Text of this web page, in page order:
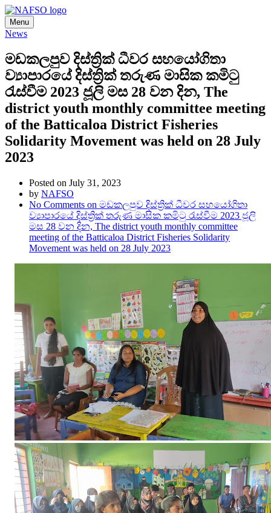
Menu
News
මඩකලපුව දිස්ත්‍රික් ධීවර සහයෝගිතා
ව්‍යාපාරයේ දිස්ත්‍රික් තරුණ මාසික කමිටු
රැස්වීම 2023 ජූලි මස 28 වන දින, The
district youth monthly committee meeting
of the Batticaloa District Fisheries
Solidarity Movement was held on 28 July
2023
Posted on July 31, 2023
by NAFSO
No Comments on මඩකලපුව දිස්ත්‍රික් ධීවර සහයෝගිතා
ව්‍යාපාරයේ දිස්ත්‍රික් තරුණ මාසික කමිටු රැස්වීම 2023 ජූලි
මස 28 වන දින, The district youth monthly committee
meeting of the Batticaloa District Fisheries Solidarity
Movement was held on 28 July 2023